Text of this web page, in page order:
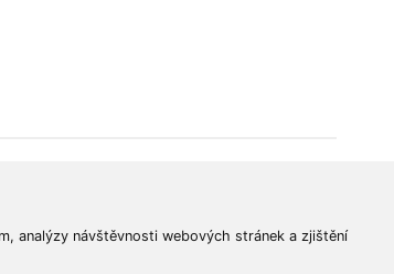
analýzy návštěvnosti webových stránek a zjištění